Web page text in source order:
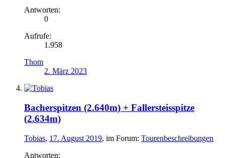
Antworten:
0
Aufrufe:
1.958
Thom
2. März 2023
Bacherspitzen (2.640m) + Fallersteisspitze
(2.634m)
Tobias, 17. August 2019, im Forum: Tourenbeschreibungen
Antworten: